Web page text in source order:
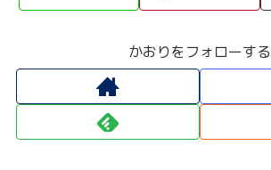
かおりをフォローする